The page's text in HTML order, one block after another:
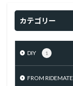
カテゴリー
DIY 1
FROM RIDEMATE